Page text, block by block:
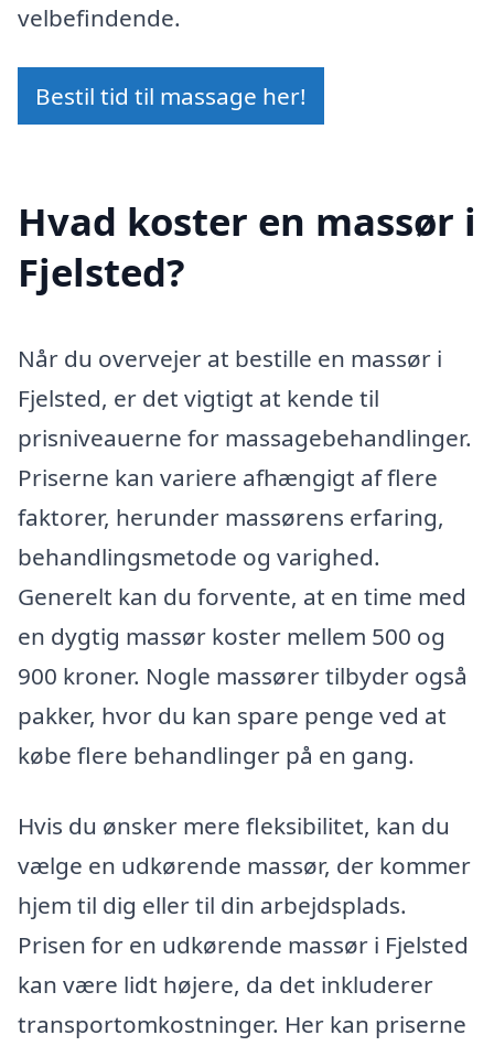
velbefindende.
Bestil tid til massage her!
Hvad koster en massør i
Fjelsted?
Når du overvejer at bestille en massør i
Fjelsted, er det vigtigt at kende til
prisniveauerne for massagebehandlinger.
Priserne kan variere afhængigt af flere
faktorer, herunder massørens erfaring,
behandlingsmetode og varighed.
Generelt kan du forvente, at en time med
en dygtig massør koster mellem 500 og
900 kroner. Nogle massører tilbyder også
pakker, hvor du kan spare penge ved at
købe flere behandlinger på en gang.
Hvis du ønsker mere fleksibilitet, kan du
vælge en udkørende massør, der kommer
hjem til dig eller til din arbejdsplads.
Prisen for en udkørende massør i Fjelsted
kan være lidt højere, da det inkluderer
transportomkostninger. Her kan priserne